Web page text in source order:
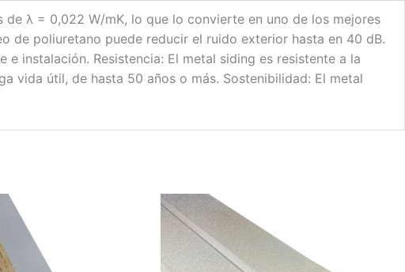
λ = 0,022 W/mK, lo que lo convierte en uno de los mejores
de poliuretano puede reducir el ruido exterior hasta en 40 dB.
instalación. Resistencia: El metal siding es resistente a la
vida útil, de hasta 50 años o más. Sostenibilidad: El metal